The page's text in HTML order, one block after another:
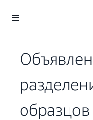
Перейти к главному